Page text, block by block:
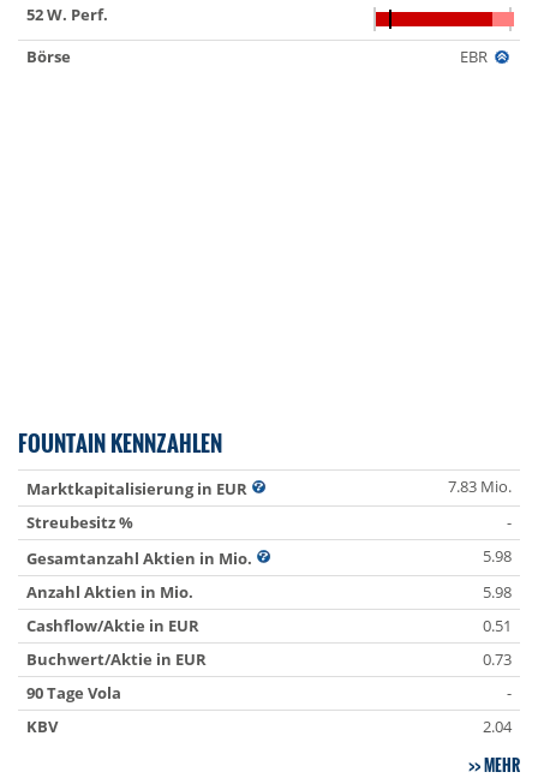
52 W. Perf.
Börse
EBR
FOUNTAIN KENNZAHLEN
Marktkapitalisierung in EUR
7.83 Mio.
Streubesitz %
-
Gesamtanzahl Aktien in Mio.
5.98
Anzahl Aktien in Mio.
5.98
Cashflow/Aktie in EUR
0.51
Buchwert/Aktie in EUR
0.73
90 Tage Vola
-
KBV
2.04
MEHR